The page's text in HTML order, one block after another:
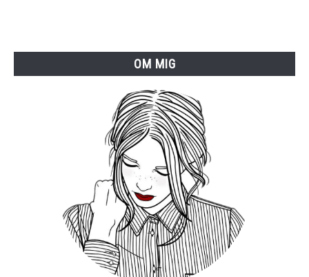
OM MIG